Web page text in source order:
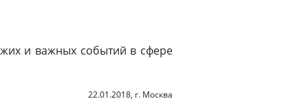
и важных событий в сфере
22.01.2018, г. Москва